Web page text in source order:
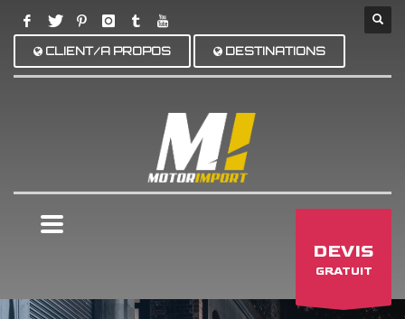
CLIENT/A PROPOS DESTINATIONS
DEVIS
GRATUIT